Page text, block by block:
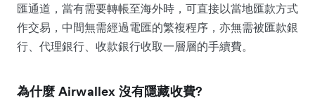
匯通道，當有需要轉帳至海外時，可直接以當地匯款方式
作交易，中間無需經過電匯的繁複程序，亦無需被匯款銀
行、代理銀行、收款銀行收取一層層的手續費。
為什麼 Airwallex 沒有隱藏收費?